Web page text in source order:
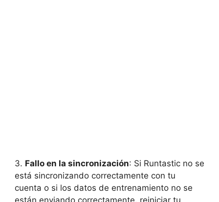
3. Fallo en la sincronización: Si Runtastic⁣ no se
está sincronizando⁢ correctamente con tu
cuenta ⁤o si los datos de entrenamiento ​no se
están enviando correctamente, ⁣reiniciar​ tu